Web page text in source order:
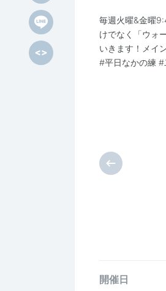
毎週火曜&金曜
けでなく「ウォ
いきます！メイ
#平日なかの練
開催日